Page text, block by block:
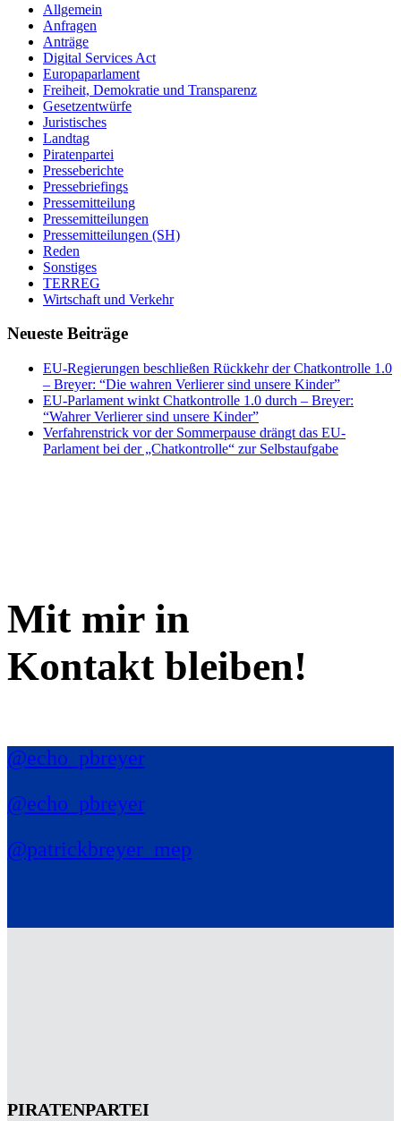
Allgemein
Anfragen
Anträge
Digital Services Act
Europaparlament
Freiheit, Demokratie und Transparenz
Gesetzentwürfe
Juristisches
Landtag
Piratenpartei
Presseberichte
Pressebriefings
Pressemitteilung
Pressemitteilungen
Pressemitteilungen (SH)
Reden
Sonstiges
TERREG
Wirtschaft und Verkehr
Neueste Beiträge
EU-Regierungen beschließen Rückkehr der Chatkontrolle 1.0
– Breyer: “Die wahren Verlierer sind unsere Kinder”
EU-Parlament winkt Chatkontrolle 1.0 durch – Breyer:
“Wahrer Verlierer sind unsere Kinder”
Verfahrenstrick vor der Sommerpause drängt das EU-
Parlament bei der „Chatkontrolle“ zur Selbstaufgabe
Mit mir in
Kontakt bleiben!
@echo_pbreyer
@echo_pbreyer
@patrickbreyer_mep
PIRATENPARTEI